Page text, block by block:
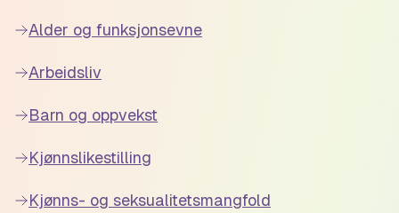
Alder og funksjonsevne
Arbeidsliv
Barn og oppvekst
Kjønnslikestilling
Kjønns- og seksualitetsmangfold